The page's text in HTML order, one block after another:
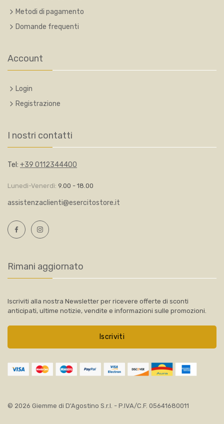
Metodi di pagamento
Domande frequenti
Account
Login
Registrazione
I nostri contatti
Tel: +39 0112344400
Lunedì-Venerdì: 9.00 - 18.00
assistenzaclienti@esercitostore.it
Rimani aggiornato
Iscriviti alla nostra Newsletter per ricevere offerte di sconti
anticipati, ultime notizie, vendite e informazioni sulle promozioni.
Iscriviti
© 2026 Giemme di D'Agostino S.r.l. - P.IVA/C.F. 05641680011